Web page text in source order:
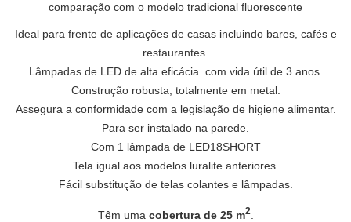
comparação com o modelo tradicional fluorescente
Ideal para frente de aplicações de casas incluindo bares, cafés e
restaurantes.
Lâmpadas de LED de alta eficácia. com vida útil de 3 anos.
Construção robusta, totalmente em metal.
Assegura a conformidade com a legislação de higiene alimentar.
Para ser instalado na parede.
Com 1 lâmpada de LED18SHORT
Tela igual aos modelos luralite anteriores.
Fácil substitução de telas colantes e lâmpadas.
Têm uma cobertura de 25 m2.